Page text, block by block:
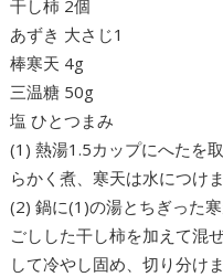
干し柿 2個
あずき 大さじ1
棒寒天 4g
三温糖 50g
塩 ひとつまみ
(1) 熱湯1.5カップにへたを
らかく煮、寒天は水につけま
(2) 鍋に(1)の湯とちぎった
ごしした干し柿を加えて混
して冷やし固め、切り分けま